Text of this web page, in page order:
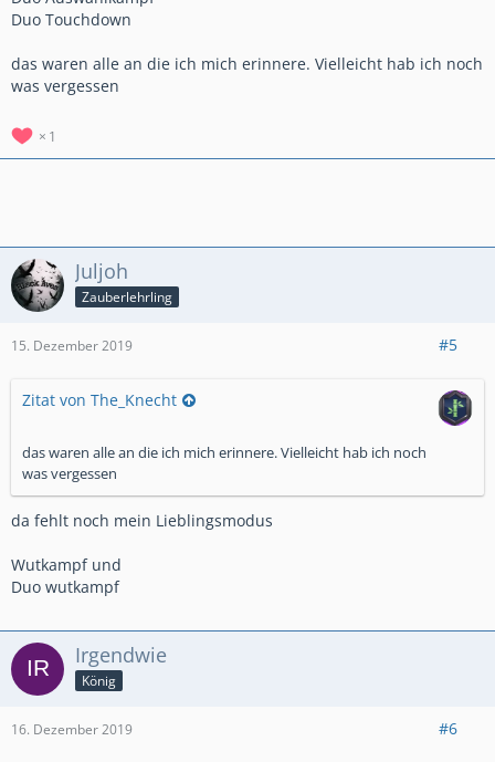
Duo Touchdown
das waren alle an die ich mich erinnere. Vielleicht hab ich noch
was vergessen
1
Juljoh
Zauberlehrling
15. Dezember 2019 #5
Zitat von The_Knecht
das waren alle an die ich mich erinnere. Vielleicht hab ich noch
was vergessen
da fehlt noch mein Lieblingsmodus
Wutkampf und
Duo wutkampf
Irgendwie
König
16. Dezember 2019 #6